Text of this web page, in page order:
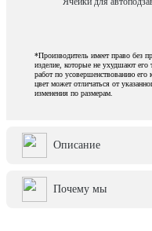
*Производитель имеет право без
изделие, которые не ухудшают его
работ по усовершенствованию его
цвет может отличаться от
изменения по размерам.
Описание
Почему мы